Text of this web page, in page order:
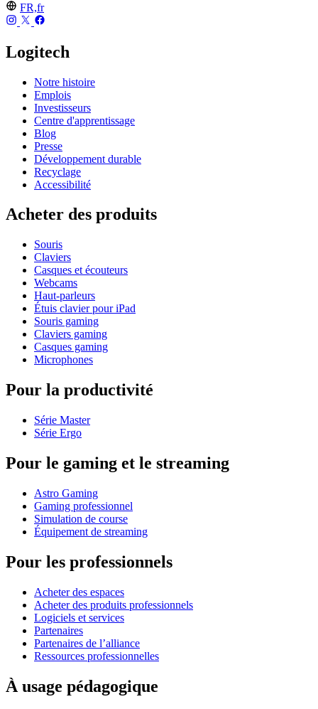
FR,fr
Logitech
Notre histoire
Emplois
Investisseurs
Centre d'apprentissage
Blog
Presse
Développement durable
Recyclage
Accessibilité
Acheter des produits
Souris
Claviers
Casques et écouteurs
Webcams
Haut-parleurs
Étuis clavier pour iPad
Souris gaming
Claviers gaming
Casques gaming
Microphones
Pour la productivité
Série Master
Série Ergo
Pour le gaming et le streaming
Astro Gaming
Gaming professionnel
Simulation de course
Équipement de streaming
Pour les professionnels
Acheter des espaces
Acheter des produits professionnels
Logiciels et services
Partenaires
Partenaires de l’alliance
Ressources professionnelles
À usage pédagogique